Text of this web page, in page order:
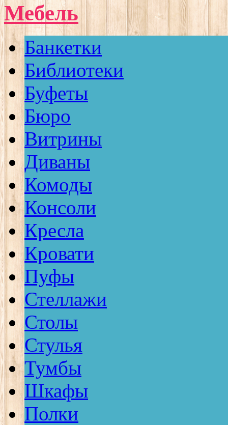
Мебель
Банкетки
Библиотеки
Буфеты
Бюро
Витрины
Диваны
Комоды
Консоли
Кресла
Кровати
Пуфы
Стеллажи
Столы
Стулья
Тумбы
Шкафы
Полки